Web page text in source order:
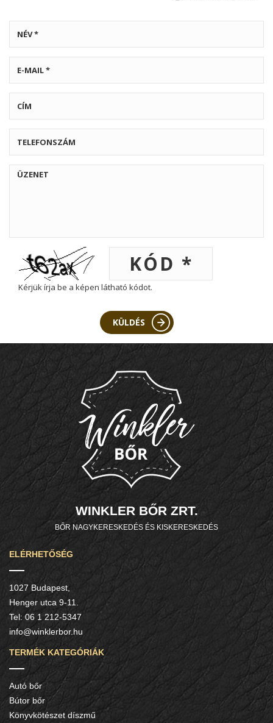
Kérjük írja be a képen látható kódot.
KÜLDÉS
WINKLER BŐR ZRT.
BŐR NAGYKERESKEDÉS ÉS KISKERESKEDÉS
ELÉRHETŐSÉG
1027 Budapest,
Henger utca 9-11.
Tel:06 1 212-5347
info@winklerbor.hu
TERMÉK KATEGÓRIÁK
Autó bőr
Bútor bőr
Könyvkötészet díszmű